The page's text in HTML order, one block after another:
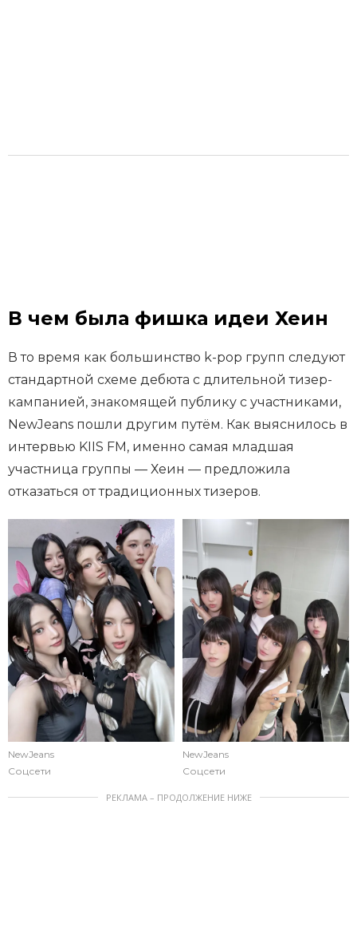
В чем была фишка идеи Хеин
В то время как большинство k-pop групп следуют
стандартной схеме дебюта с длительной тизер-
кампанией, знакомящей публику с участниками,
NewJeans пошли другим путём. Как выяснилось в
интервью KIIS FM, именно самая младшая
участница группы — Хеин — предложила
отказаться от традиционных тизеров.
NewJeans
Соцсети
NewJeans
Соцсети
РЕКЛАМА – ПРОДОЛЖЕНИЕ НИЖЕ